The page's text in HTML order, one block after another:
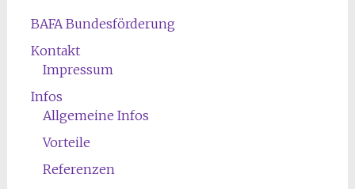
BAFA Bundesförderung
Kontakt
Impressum
Infos
Allgemeine Infos
Vorteile
Referenzen